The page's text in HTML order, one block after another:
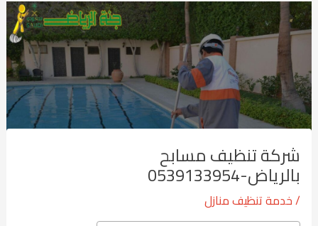
شركة تنظيف مسابح
بالرياض-0539133954
/خدمة تنظيف منازل